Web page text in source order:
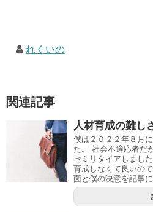
れくいの
関連記事
人材育成の難し
僕は２０２２年８月
た。 社会不適応者だ
セミリタイアしまし
育成しなくて良いの
面と僕の決意を記事に